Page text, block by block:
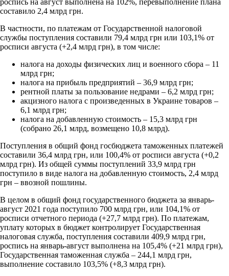
составило 2,4 млрд грн.
В частности, по платежам от Государственной налоговой
службы поступления составили 79,4 млрд грн или 103,1% от
росписи августа (+2,4 млрд грн), в том числе:
налога на доходы физических лиц и военного сбора – 11
млрд грн;
налога на прибыль предприятий – 36,9 млрд грн;
рентной платы за пользование недрами – 6,2 млрд грн;
акцизного налога с произведенных в Украине товаров –
6,1 млрд грн;
налога на добавленную стоимость – 15,3 млрд грн
(собрано 26,1 млрд, возмещено 10,8 млрд).
Поступления в общий фонд госбюджета таможенных платежей
составили 36,4 млрд грн, или 100,4% от росписи августа (+0,2
млрд грн). Из общей суммы поступлений 33,9 млрд грн
поступило в виде налога на добавленную стоимость, 2,4 млрд
грн – ввозной пошлины.
В целом в общий фонд государственного бюджета за январь-
август 2021 года поступило 700 млрд грн, или 104,1% от
росписи отчетного периода (+27,7 млрд грн). По платежам,
уплату которых в бюджет контролирует Государственная
налоговая служба, поступления составили 409,9 млрд грн,
роспись на январь-август выполнена на 105,4% (+21 млрд грн),
Государственная таможенная служба – 244,1 млрд грн,
выполнение составило 103,5% (+8,3 млрд грн).